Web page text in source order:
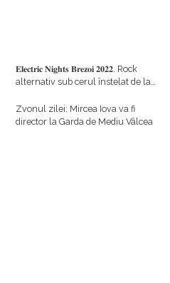
𝐄𝐥𝐞𝐜𝐭𝐫𝐢𝐜 𝐍𝐢𝐠𝐡𝐭𝐬 𝐁𝐫𝐞𝐳𝐨𝐢 𝟐𝟎𝟐𝟐. Rock
alternativ sub cerul înstelat de la
Zvonul zilei: Mircea Iova va fi
director la Garda de Mediu Vâlcea